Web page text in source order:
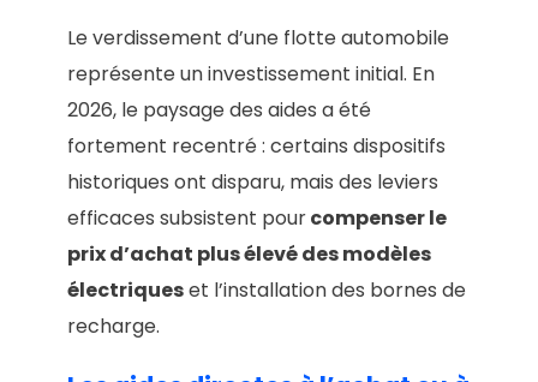
Le verdissement d’une flotte automobile
représente un investissement initial. En
2026, le paysage des aides a été
fortement recentré : certains dispositifs
historiques ont disparu, mais des leviers
efficaces subsistent pourcompenser le
prix d’achat plus élevé des modèles
électriqueset l’installation des bornes de
recharge.